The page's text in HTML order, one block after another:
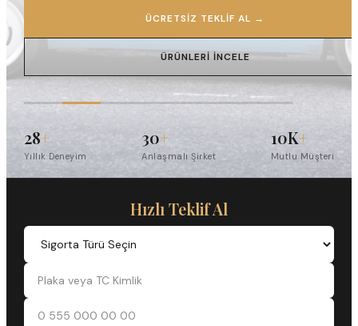
ÜCRETSIZ TEKLIF AL →
ÜRÜNLERI İNCELE
28+
Yıllık Deneyim
30+
Anlaşmalı Şirket
10K+
Mutlu Müşteri
Hızlı Teklif Al